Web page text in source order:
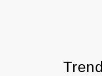
Trend